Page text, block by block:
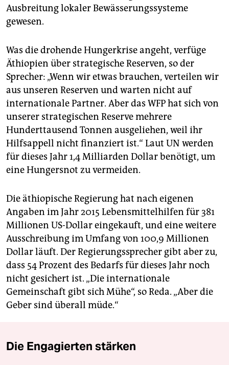
Ausbreitung lokaler Bewässerungssysteme
gewesen.
Was die drohende Hungerkrise angeht, verfüge
Äthiopien über strategische Reserven, so der
Sprecher: „Wenn wir etwas brauchen, verteilen wir
aus unseren Reserven und warten nicht auf
internationale Partner. Aber das WFP hat sich von
unserer strategischen Reserve mehrere
Hunderttausend Tonnen ausgeliehen, weil ihr
Hilfsappell nicht finanziert ist.“ Laut UN werden
für dieses Jahr 1,4 Milliarden Dollar benötigt, um
eine Hungersnot zu vermeiden.
Die äthiopische Regierung hat nach eigenen
Angaben im Jahr 2015 Lebensmittelhilfen für 381
Millionen US-Dollar eingekauft, und eine weitere
Ausschreibung im Umfang von 100,9 Millionen
Dollar läuft. Der Regierungssprecher gibt aber zu,
dass 54 Prozent des Bedarfs für dieses Jahr noch
nicht gesichert ist. „Die internationale
Gemeinschaft gibt sich Mühe“, so Reda. „Aber die
Geber sind überall müde.“
Die Engagierten stärken